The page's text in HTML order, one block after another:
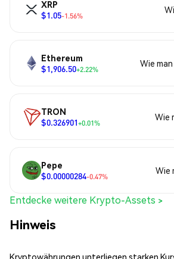
XRP
$1.05-1.56%
Ethereum
$1,906.50+2.22%
Wie
TRON
$0.326901+0.01%
Wie
Pepe
$0.00000284-0.47%
Wie
Entdecke weitere Krypto-Assets >
Hinweis
Kryptowährungen unterliegen starken